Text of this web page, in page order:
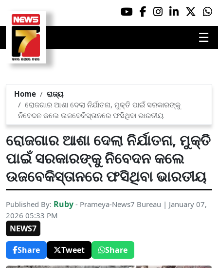
☰
Home
ରାଜ୍ୟ
ରୋଜଗାର ଆଶା ଦେଲା ନିର୍ଯାତନା, ମୁକ୍ତି ପାଇଁ ସରକାରଙ୍କୁ
ନିବେଦନ କଲେ ଉଜବେକିସ୍ତାନରେ ଫସିଥିବା ଭାରତୀୟ
ରୋଜଗାର ଆଶା ଦେଲା ନିର୍ଯାତନା, ମୁକ୍ତି
ପାଇଁ ସରକାରଙ୍କୁ ନିବେଦନ କଲେ
ଉଜବେକିସ୍ତାନରେ ଫସିଥିବା ଭାରତୀୟ
Published By: Ruby - Prameya-News7 Bureau | January 07,
2026 05:33 PM
NEWS7
Share
Tweet Share